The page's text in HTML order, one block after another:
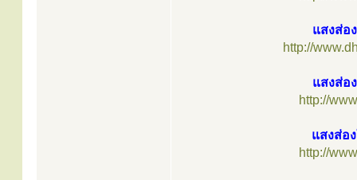
แสงส่อ
http://
แสงส่อ
http://
แสงส่อ
http://